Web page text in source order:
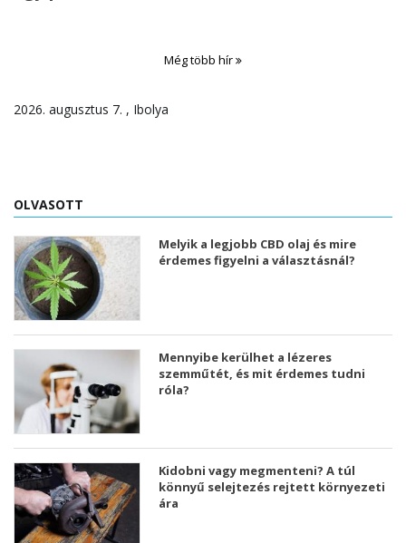
Még több hír
2026. augusztus 7. , Ibolya
OLVASOTT
Melyik a legjobb CBD olaj és mire
érdemes figyelni a választásnál?
Mennyibe kerülhet a lézeres
szemműtét, és mit érdemes tudni
róla?
Kidobni vagy megmenteni? A túl
könnyű selejtezés rejtett környezeti
ára